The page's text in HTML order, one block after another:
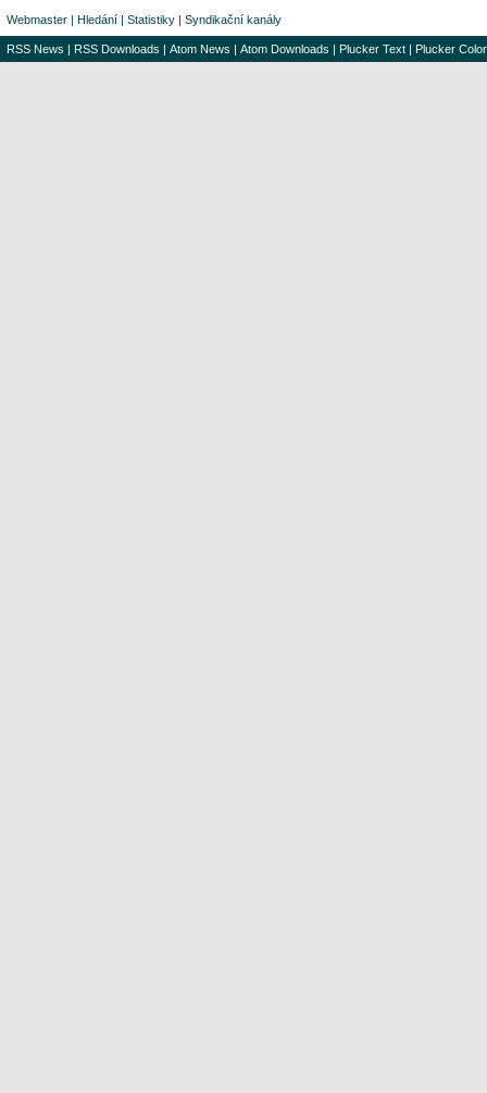
Webmaster | Hledání | Statistiky | Syndikační kanály
RSS News | RSS Downloads | Atom News | Atom Downloads | Plucker Text | Plucker Color